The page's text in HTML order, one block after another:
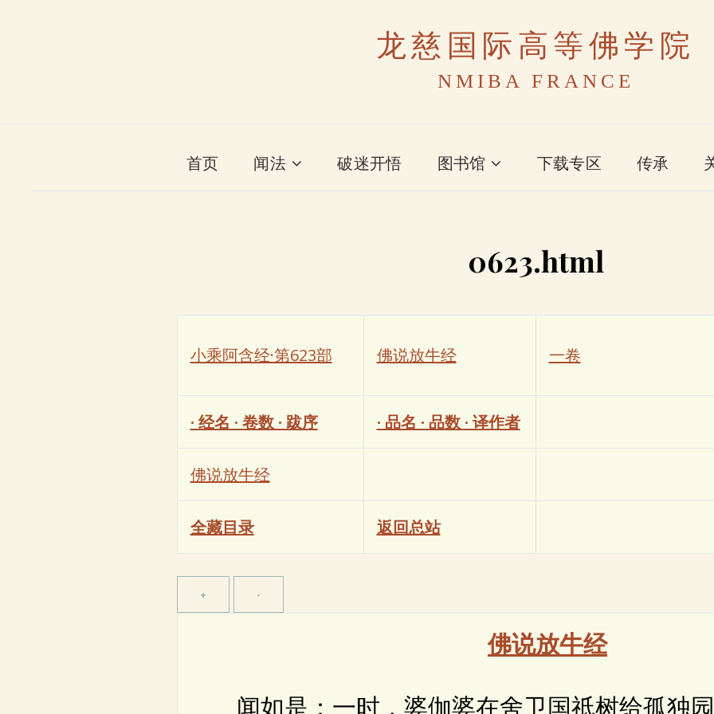
龙慈国际高等佛学院
NMIBA FRANCE
首页 闻法 破迷开悟 图书馆 下载专区 传承
0623.html
小乘阿含经·第623部 佛说放牛经 一卷
· 经名 · 卷数 · 跋序 · 品名 · 品数 · 译作者
佛说放牛经
全藏目录 返回总站
佛说放牛经
闻如是：一时，婆伽婆在舍卫国祇树给孤独园